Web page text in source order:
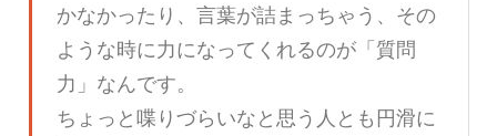
かなかったり、言葉が詰まっちゃう、その
ような時に力になってくれるのが「質問
力」なんです。
ちょっと喋りづらいなと思う人とも円滑に